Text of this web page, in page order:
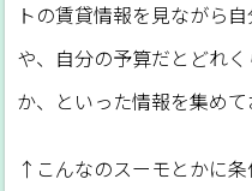
トの賃貸情報を見ながら
や、自分の予算だとどれ
か、といった情報を集めて
↑こんなのスーモとかに